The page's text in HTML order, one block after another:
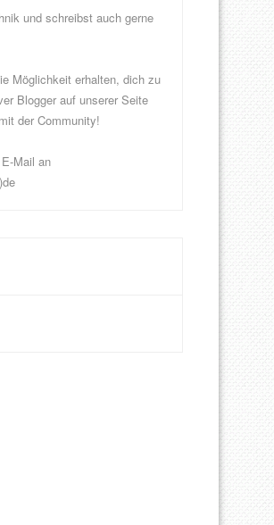
und schreibst auch gerne
Möglichkeit erhalten, dich zu
Blogger auf unserer Seite
der Community!
Mail an